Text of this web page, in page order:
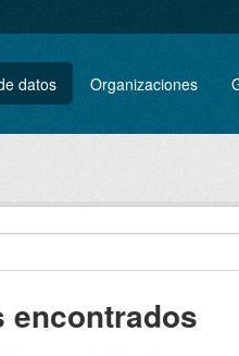
datos Organizaciones
encontrados